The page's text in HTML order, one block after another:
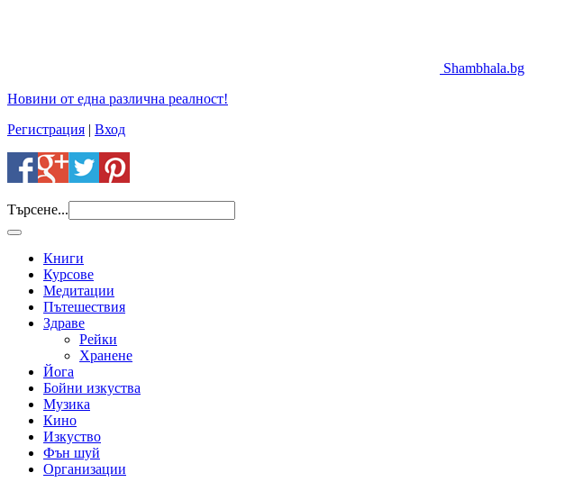
Shambhala.bg
Новини от една различна реалност!
Регистрация | Вход
Търсене...
Книги
Курсове
Медитации
Пътешествия
Здраве
Рейки
Хранене
Йога
Бойни изкуства
Музика
Кино
Изкуство
Фън шуй
Организации